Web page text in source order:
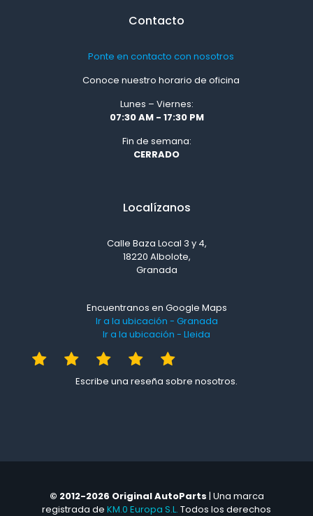
Contacto
Ponte en contacto con nosotros
Conoce nuestro horario de oficina
Lunes – Viernes:
07:30 AM - 17:30 PM
Fin de semana:
CERRADO
Localízanos
Calle Baza Local 3 y 4,
18220 Albolote,
Granada
Encuentranos en Google Maps
Ir a la ubicación - Granada
Ir a la ubicación - Lleida
Escribe una reseña sobre nosotros.
© 2012-2026 Original AutoParts | Una marca
registrada de KM.0 Europa S.L. Todos los derechos